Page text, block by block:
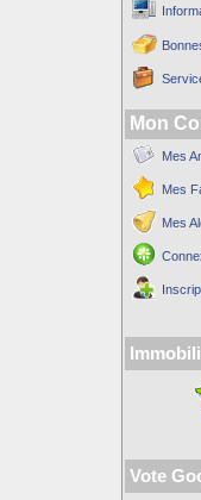
Mon
Mes
Mes
Mes
Vote